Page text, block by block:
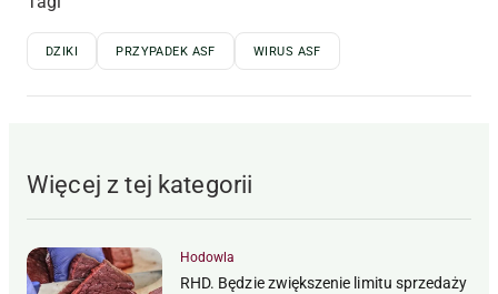
DZIKI PRZYPADEK ASF WIRUS ASF
Więcej z tej kategorii
Hodowla
RHD. Będzie zwiększenie limitu sprzedaży